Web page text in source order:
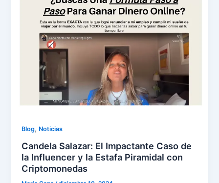
Blog, Noticias
Candela Salazar: El Impactante Caso de
la Influencer y la Estafa Piramidal con
Criptomonedas